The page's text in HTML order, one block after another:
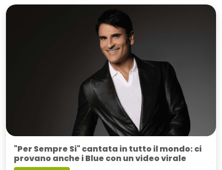
"Per Sempre Si" cantata in tutto il mondo: ci
provano anche i Blue con un video virale